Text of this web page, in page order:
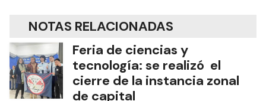
NOTAS RELACIONADAS
Feria de ciencias y
tecnología: se realizó el
cierre de la instancia zonal
de capital